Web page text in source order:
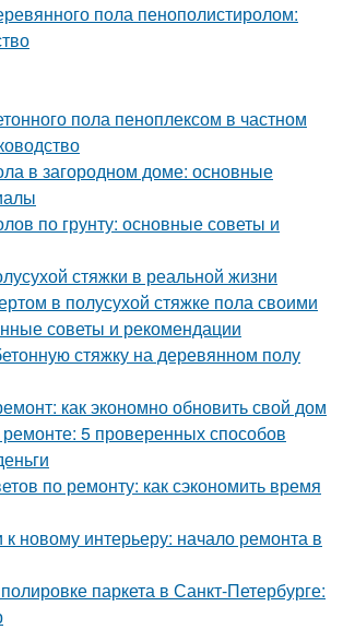
пола пенополистиролом:
пола пеноплексом в частном
в загородном доме: основные
по грунту: основные советы и
стяжки в реальной жизни
в полусухой стяжке пола своими
советы и рекомендации
стяжку на деревянном полу
как экономно обновить свой дом
5 проверенных способов
по ремонту: как сэкономить время
новому интерьеру: начало ремонта в
паркета в Санкт-Петербурге: